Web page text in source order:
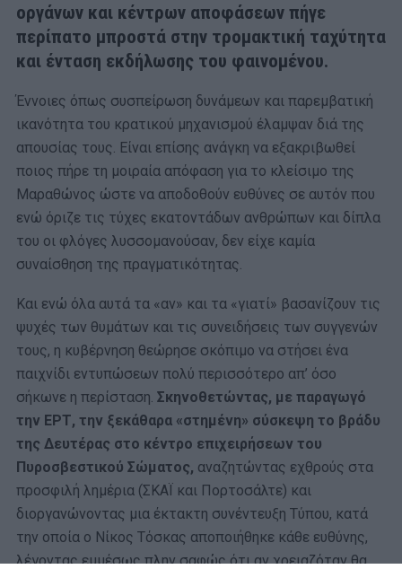
οργάνων και κέντρων αποφάσεων πήγε
περίπατο μπροστά στην τρομακτική ταχύτητα
και ένταση εκδήλωσης του φαινομένου.
Έννοιες όπως συσπείρωση δυνάμεων και παρεμβατική
ικανότητα του κρατικού μηχανισμού έλαμψαν διά της
απουσίας τους. Είναι επίσης ανάγκη να εξακριβωθεί
ποιος πήρε τη μοιραία απόφαση για το κλείσιμο της
Μαραθώνος ώστε να αποδοθούν ευθύνες σε αυτόν που
ενώ όριζε τις τύχες εκατοντάδων ανθρώπων και δίπλα
του οι φλόγες λυσσομανούσαν, δεν είχε καμία
συναίσθηση της πραγματικότητας.
Και ενώ όλα αυτά τα «αν» και τα «γιατί» βασανίζουν τις
ψυχές των θυμάτων και τις συνειδήσεις των συγγενών
τους, η κυβέρνηση θεώρησε σκόπιμο να στήσει ένα
παιχνίδι εντυπώσεων πολύ περισσότερο απ’ όσο
σήκωνε η περίσταση. Σκηνοθετώντας, με παραγωγό
την ΕΡΤ, την ξεκάθαρα «στημένη» σύσκεψη το βράδυ
της Δευτέρας στο κέντρο επιχειρήσεων του
Πυροσβεστικού Σώματος, αναζητώντας εχθρούς στα
προσφιλή λημέρια (ΣΚΑΪ και Πορτοσάλτε) και
διοργανώνοντας μια έκτακτη συνέντευξη Τύπου, κατά
την οποία ο Νίκος Τόσκας αποποιήθηκε κάθε ευθύνης,
λέγοντας εμμέσως πλην σαφώς ότι αν χρειαζόταν θα